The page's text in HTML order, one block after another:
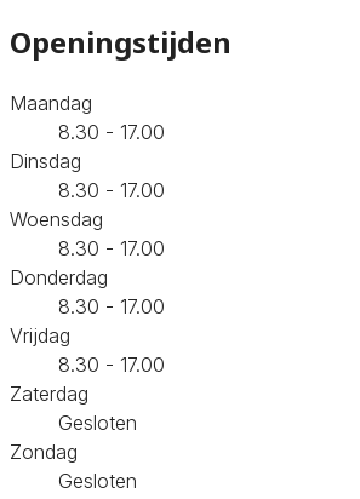
Openingstijden
Maandag
8.30 - 17.00
Dinsdag
8.30 - 17.00
Woensdag
8.30 - 17.00
Donderdag
8.30 - 17.00
Vrijdag
8.30 - 17.00
Zaterdag
Gesloten
Zondag
Gesloten